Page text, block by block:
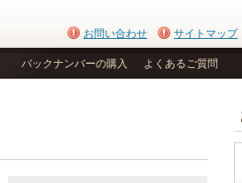
お問い合わせ サイトマップ
バックナンバーの購入 よくあるご質問